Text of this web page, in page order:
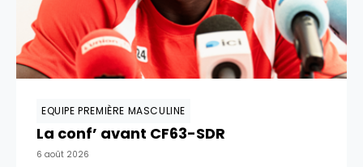
EQUIPE PREMIÈRE MASCULINE
La conf’ avant CF63-SDR
6 août 2026